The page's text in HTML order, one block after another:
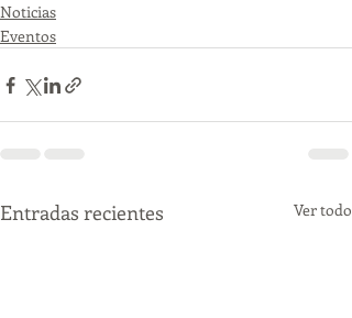
Noticias
Eventos
Entradas recientes Ver todo